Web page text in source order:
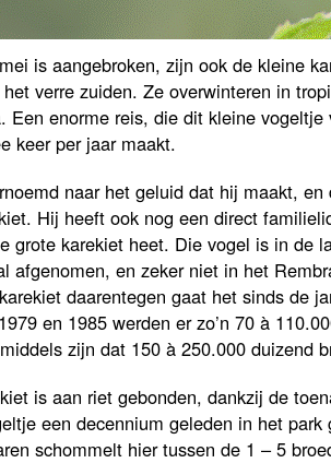
is aangebroken, zijn ook de kleine
verre zuiden. Ze overwinteren in
Een enorme reis, die dit kleine
keer per jaar maakt.
naar het geluid dat hij maakt,
Hij heeft ook nog een direct
grote karekiet heet. Die vogel is in de
afgenomen, en zeker niet in het
daarentegen gaat het sinds de
en 1985 werden er zo’n 70 à
zijn dat 150 à 250.000 duizend
is aan riet gebonden, dankzij de
een decennium geleden in het park
schommelt hier tussen de 1 – 5